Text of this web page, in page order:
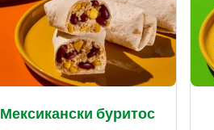
Мексикански буритос